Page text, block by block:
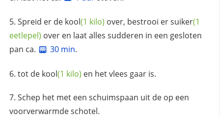
Spreid er de kool(1 kilo) over, bestrooi ersuiker(1
eetlepel) over en laat alles sudderen in een gesloten
pan ca.
30 min.
tot de kool(1 kilo) en het vlees gaar is.
Schep het met een schuimspaan uit de op een
voorverwarmde schotel.